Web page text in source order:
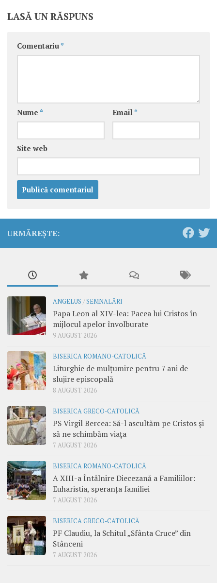
LASĂ UN RĂSPUNS
Comentariu *
Nume * Email *
Site web
URMĂREȘTE:
ANGELUS /SEMNALĂRI
Papa Leon al XIV-lea: Pacea lui Cristos în
mijlocul apelor învolburate
9 AUGUST 2026
BISERICA ROMANO-CATOLICĂ
Liturghie de mulțumire pentru 7 ani de
slujire episcopală
8 AUGUST 2026
BISERICA GRECO-CATOLICĂ
PS Virgil Bercea: Să-l ascultăm pe Cristos și
să ne schimbăm viața
7 AUGUST 2026
BISERICA ROMANO-CATOLICĂ
A XIII-a Întâlnire Diecezană a Familiilor:
Euharistia, speranța familiei
7 AUGUST 2026
BISERICA GRECO-CATOLICĂ
PF Claudiu, la Schitul „Sfânta Cruce” din
Stânceni
7 AUGUST 2026